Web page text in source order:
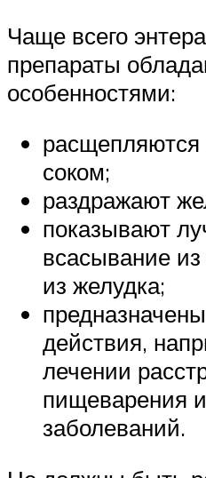
Чаще всего
препараты
особенностями:
соком;
раздражают
показывают
всасывание
из желудка;
действия,
лечении
пищеварения
заболеваний.